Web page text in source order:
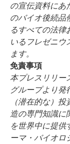
の宣伝資料にあ
のバイオ後続品
るすべての法律
いるフレゼニウ
ます。
免責事項
本プレスリリー
グループより発
（潜在的な）
造の専門知識に
を世界中に提供
ーマ・バイオロ